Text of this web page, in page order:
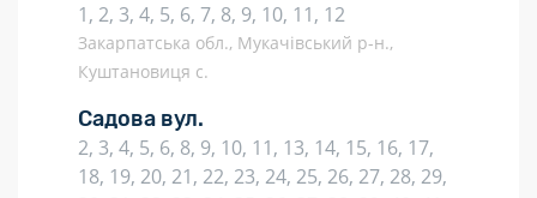
1, 2, 3, 4, 5, 6, 7, 8, 9, 10, 11, 12
Закарпатська обл., Мукачівський р-н.,
Куштановиця с.
Садова вул.
2, 3, 4, 5, 6, 8, 9, 10, 11, 13, 14, 15, 16, 17,
18, 19, 20, 21, 22, 23, 24, 25, 26, 27, 28, 29,